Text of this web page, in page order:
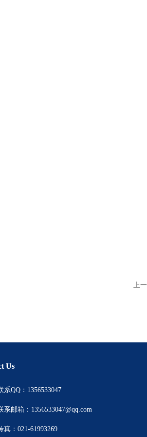
上
Us
系QQ：1356533047
系邮箱：1356533047@qq.com
真：021-61993269